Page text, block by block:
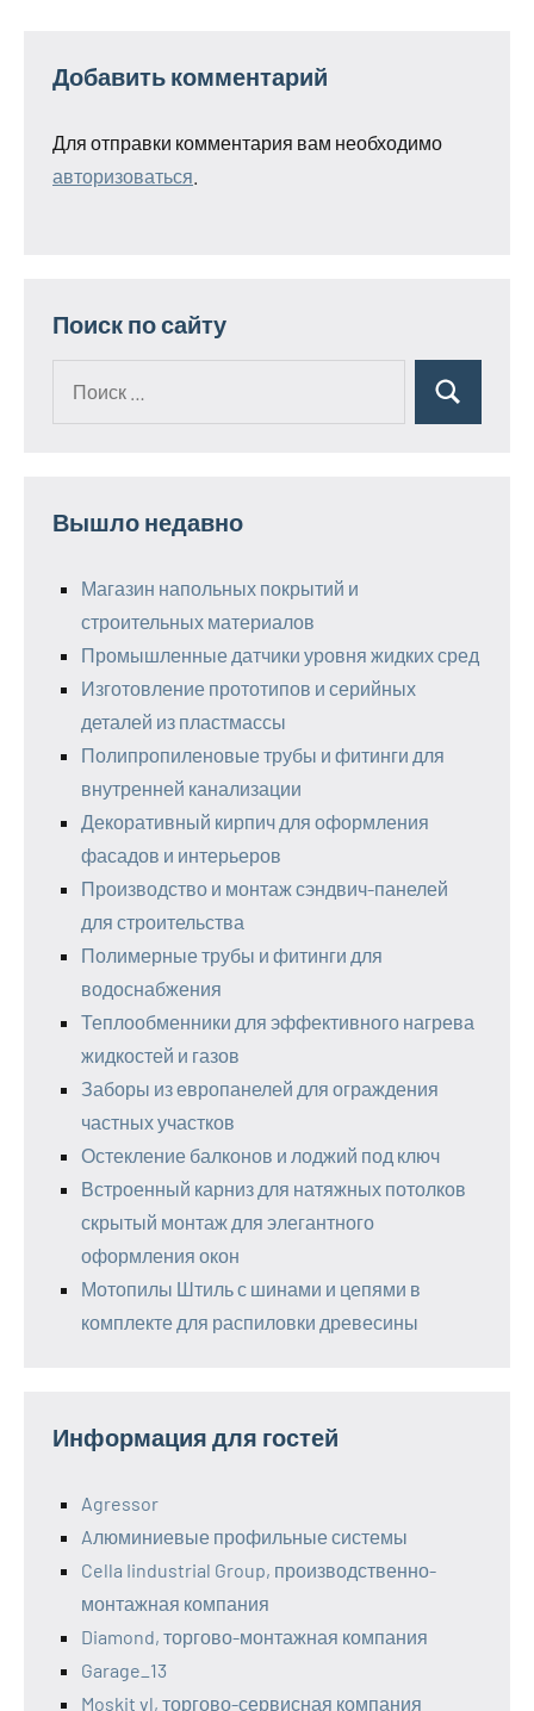
Добавить комментарий
Для отправки комментария вам необходимо
авторизоваться
Поиск по сайту
Поиск
Вышло недавно
Магазин напольных покрытий и
строительных материалов
Промышленные датчики уровня жидких сред
Изготовление прототипов и серийных
деталей из пластмассы
Полипропиленовые трубы и фитинги для
внутренней канализации
Декоративный кирпич для оформления
фасадов и интерьеров
Производство и монтаж сэндвич-панелей
для строительства
Полимерные трубы и фитинги для
водоснабжения
Теплообменники для эффективного нагрева
жидкостей и газов
Заборы из европанелей для ограждения
частных участков
Остекление балконов и лоджий под ключ
Встроенный карниз для натяжных потолков
скрытый монтаж для элегантного
оформления окон
Мотопилы Штиль с шинами и цепями в
комплекте для распиловки древесины
Информация для гостей
Agressor
Aлюминиевые профильные системы
Cella Iindustrial Group, производственно-
монтажная компания
Diamond, торгово-монтажная компания
Garage_13
Moskit vl, торгово-сервисная компания